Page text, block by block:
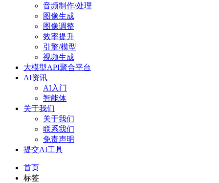
音频制作/处理
图像生成
图像调整
效率提升
引擎/模型
视频生成
大模型API聚合平台
AI资讯
AI入门
智能体
关于我们
关于我们
联系我们
免责声明
提交AI工具
首页
标签